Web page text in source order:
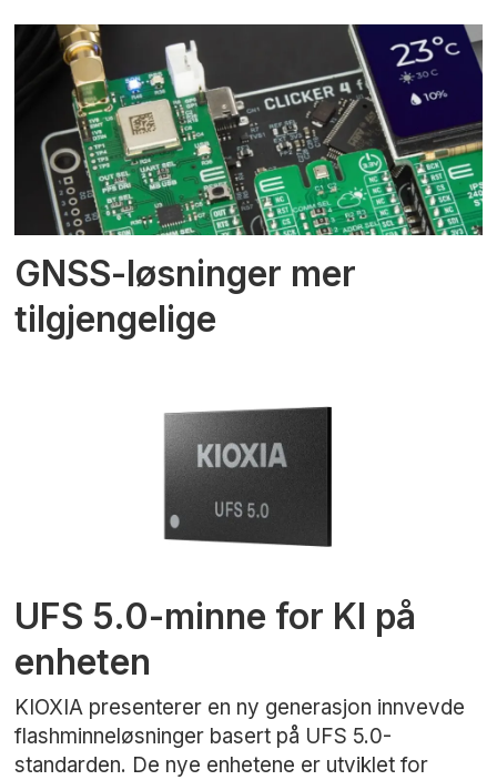
GNSS-løsninger mer
tilgjengelige
UFS 5.0-minne for KI på
enheten
KIOXIA presenterer en ny generasjon innvevde
flashminneløsninger basert på UFS 5.0-
standarden. De nye enhetene er utviklet for